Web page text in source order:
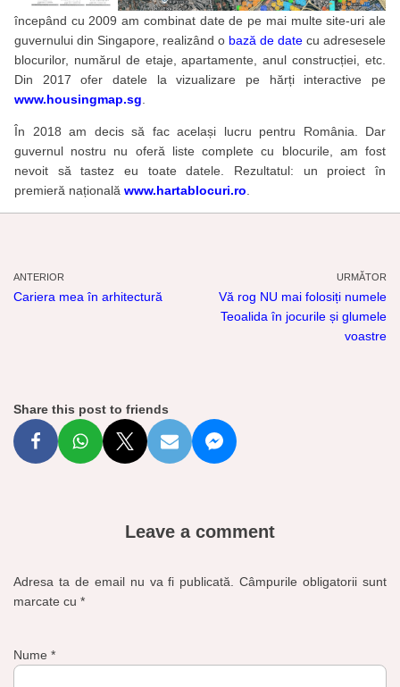
începând cu 2009 am combinat date de pe mai multe site-uri ale
guvernului din Singapore, realizând o bază de date cu adresesele
blocurilor, numărul de etaje, apartamente, anul construcției, etc.
Din 2017 ofer datele la vizualizare pe hărți interactive pe
www.housingmap.sg.
În 2018 am decis să fac același lucru pentru România. Dar
guvernul nostru nu oferă liste complete cu blocurile, am fost
nevoit să tastez eu toate datele. Rezultatul: un proiect în
premieră națională www.hartablocuri.ro.
ANTERIOR
Cariera mea în arhitectură
URMĂTOR
Vă rog NU mai folosiți numele
Teoalida în jocurile și glumele
voastre
Share this post to friends
Leave a comment
Adresa ta de email nu va fi publicată. Câmpurile obligatorii sunt
marcate cu *
Nume *